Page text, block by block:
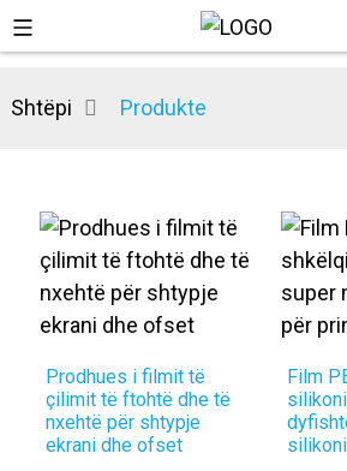
Shtëpi Produkte
Prodhues i filmit të
çilimit të ftohtë dhe të
nxehtë për shtypje
ekrani dhe ofset
Film
silikoni